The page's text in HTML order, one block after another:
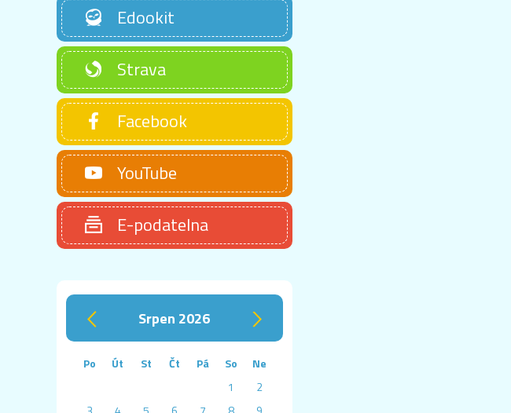
Edookit
Strava
Facebook
YouTube
E-podatelna
‹ srpen 2026 ›
Po Út St Čt Pá So
Ne
1
2